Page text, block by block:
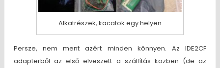
Alkatrészek, kacatok egy helyen
Persze, nem ment azért minden könnyen. Az IDE2CF
adapterből az első elveszett a szállítás közben (de az